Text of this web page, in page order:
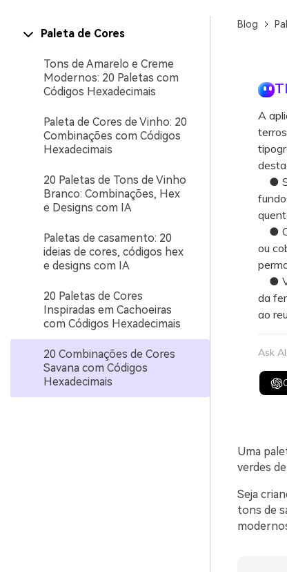
Paleta de Cores
Tons de Amarelo e Creme
Modernos: 20 Paletas com
Códigos Hexadecimais
Paleta de Cores de Vinho: 20
Combinações com Códigos
Hexadecimais
20 Paletas de Tons de Vinho
Branco: Combinações, Hex
e Designs com IA
Paletas de casamento: 20
ideias de cores, códigos hex
e designs com IA
20 Paletas de Cores
Inspiradas em Cachoeiras
com Códigos Hexadecimais
20 Combinações de Cores
Savana com Códigos
Hexadecimais
Blog
A
●
●
ou
●
da
ao
Ask
Uma
verdes
Seja
tons de